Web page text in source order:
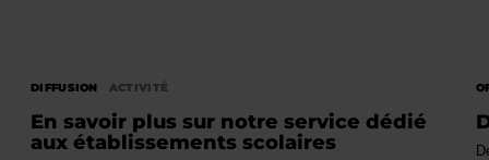
DIFFUSION ACTIVITÉ
En savoir plus sur notre service dédié
aux établissements scolaires